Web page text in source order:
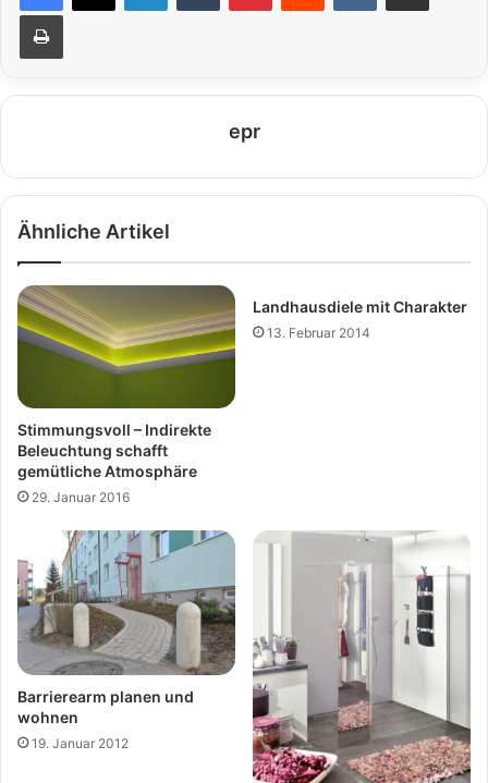
epr
Ähnliche Artikel
Stimmungsvoll – Indirekte
Beleuchtung schafft
gemütliche Atmosphäre
29. Januar 2016
Landhausdiele mit Charakter
13. Februar 2014
Barrierearm planen und
wohnen
19. Januar 2012